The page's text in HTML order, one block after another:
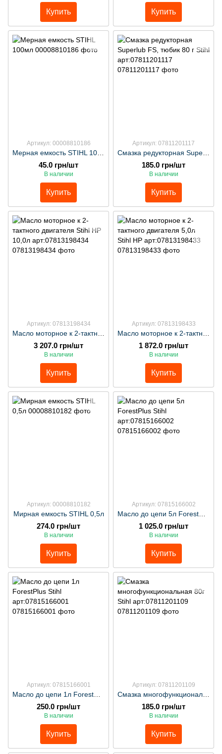
Купить Купить
Артикул: 00008810186
45.0 грн/шт
В наличии
Купить
Артикул: 07811201117
185.0 грн/шт
В наличии
Купить
Артикул: 07813198434
3 207.0 грн/шт
В наличии
Купить
Артикул: 07813198433
1 872.0 грн/шт
В наличии
Купить
Артикул: 00008810182
Мирная емкость STIHL 0,5л
274.0 грн/шт
В наличии
Купить
Артикул: 07815166002
1 025.0 грн/шт
В наличии
Купить
Артикул: 07815166001
250.0 грн/шт
В наличии
Купить
Артикул: 07811201109
185.0 грн/шт
В наличии
Купить